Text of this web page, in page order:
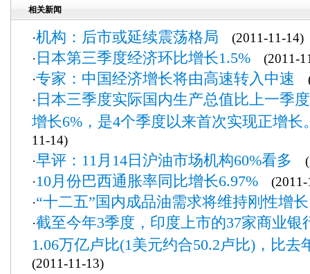
相关新闻
·机构：后市或延续震荡格局 (2011-11-14)
·日本第三季度经济环比增长1.5% (2011-
·专家：中国经济增长将由高速转入中速
·日本三季度实际国内生产总值比上一季
增长6%，是4个季度以来首次实现正增长
11-14)
·早评：11月14日沪油市场机构60%看多
·10月份巴西通胀率同比增长6.97% (2011-
·“十二五”国内成品油需求将维持刚性增长
·截至今年3季度，印度上市的37家商业银
1.06万亿卢比(1美元约合50.2卢比)，比去
(2011-11-13)